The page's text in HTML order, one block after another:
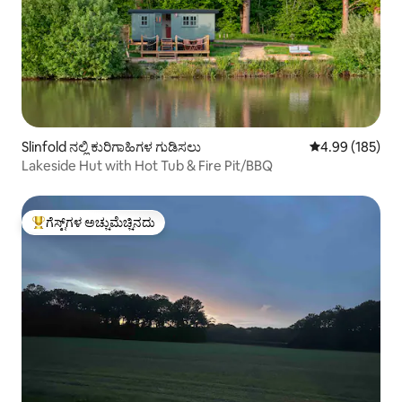
Slinfold ನಲ್ಲಿ ಕುರಿಗಾಹಿಗಳ ಗುಡಿಸಲು 5 ರಲ್ಲಿ 4.99
4.99 (185)
Lakeside Hut with Hot Tub & Fire Pit/BBQ
ಗೆಸ್ಟ್‌ಗಳಿಗೆ ಅತಿ ಹೆಚ್ಚು ಅಚ್ಚುಮೆಚ್ಚಿನದು
ಗೆಸ್ಟ್‌ಗಳ ಅಚ್ಚುಮೆಚ್ಚಿನದು